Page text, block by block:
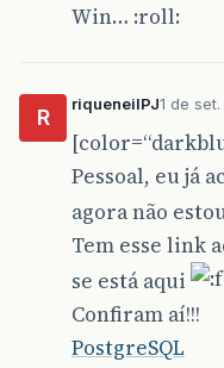
Win… :roll:
R
riqueneilPJ1 de
Pessoal, eu já
agora não
Tem esse link
se está aqui
Confiram aí!!!
PostgreSQL